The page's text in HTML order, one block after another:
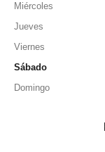
Miércoles
Jueves
Viernes
Sábado
Domingo